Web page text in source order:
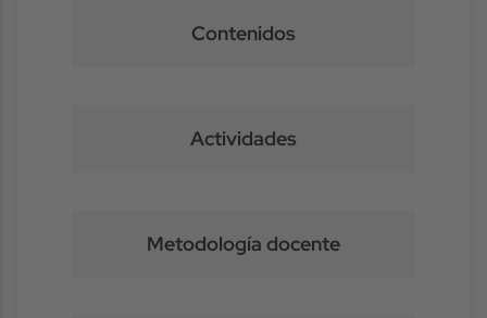
Contenidos
Actividades
Metodología docente